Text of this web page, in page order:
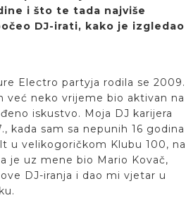
i što te tada najviše
DJ-irati, kako je izgledao
Electro partyja rodila se 2009.
već neko vrijeme bio aktivan na
iskustvo. Moja DJ karijera
kada sam sa nepunih 16 godina
u velikogoričkom Klubu 100, na
je uz mene bio Mario Kovač,
DJ-iranja i dao mi vjetar u